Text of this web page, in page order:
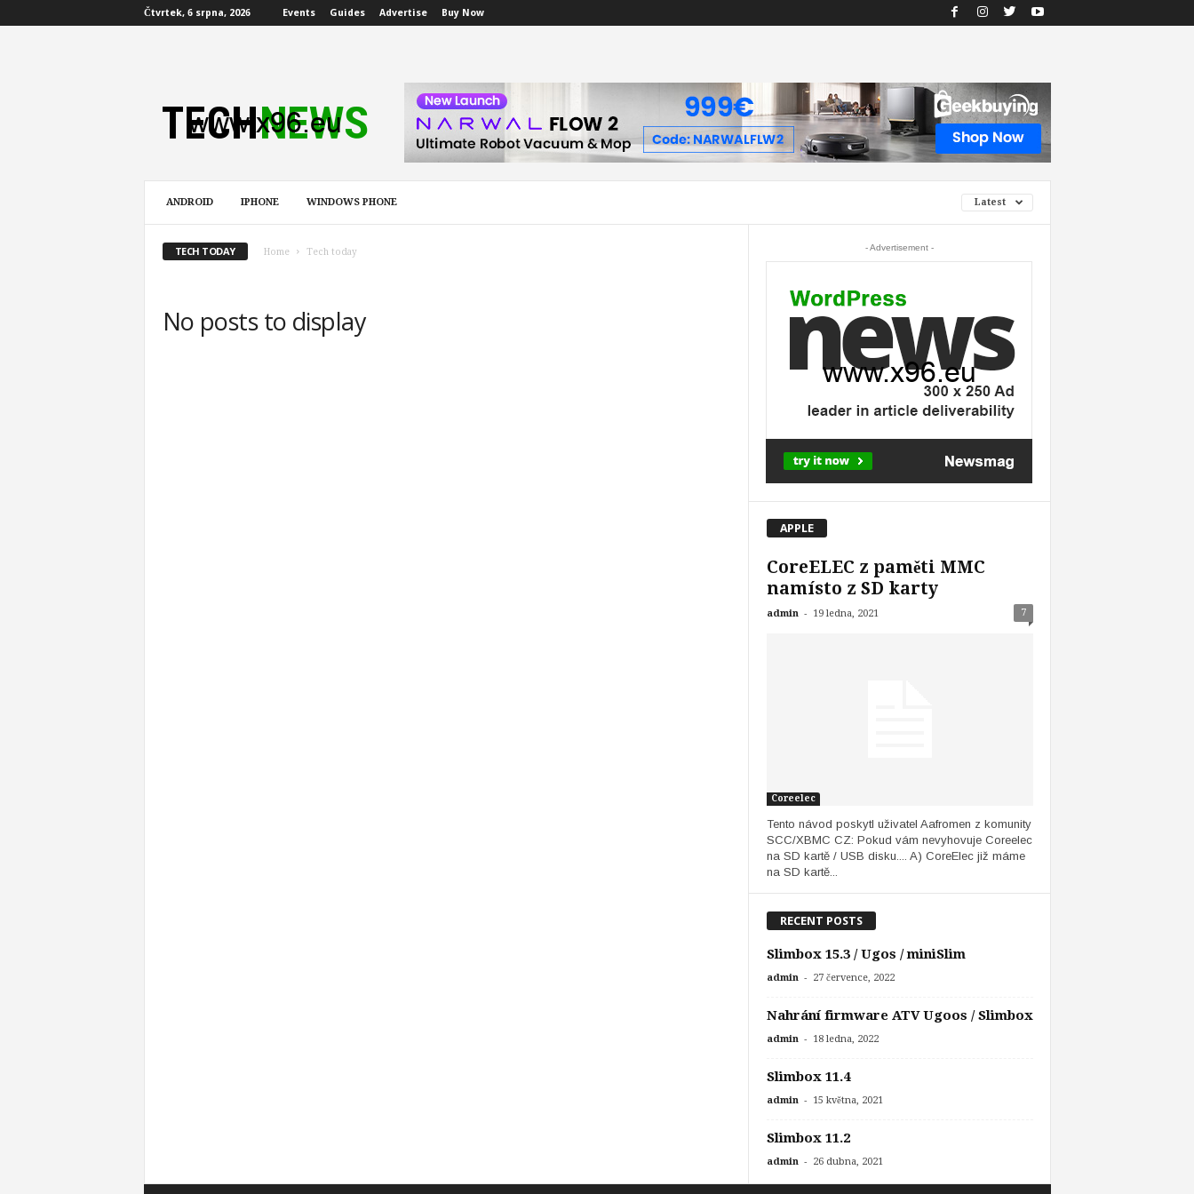
Čtvrtek, 6 srpna, 2026 Events Guides Advertise Buy Now
ANDROID IPHONE WINDOWS PHONE Latest
TECH TODAY Home Tech today
No posts to display
- Advertisement -
APPLE
CoreELEC z paměti MMC
namísto z SD karty
admin - 19 ledna, 2021 7
Coreelec
Tento návod poskytl uživatel Aafromen z komunity
SCC/XBMC CZ: Pokud vám nevyhovuje Coreelec
na SD kartě / USB disku.... A) CoreElec již máme
na SD kartě...
RECENT POSTS
Slimbox 15.3 / Ugos / miniSlim
admin - 27 července, 2022
Nahrání firmware ATV Ugoos / Slimbox
admin - 18 ledna, 2022
Slimbox 11.4
admin - 15 května, 2021
Slimbox 11.2
admin - 26 dubna, 2021